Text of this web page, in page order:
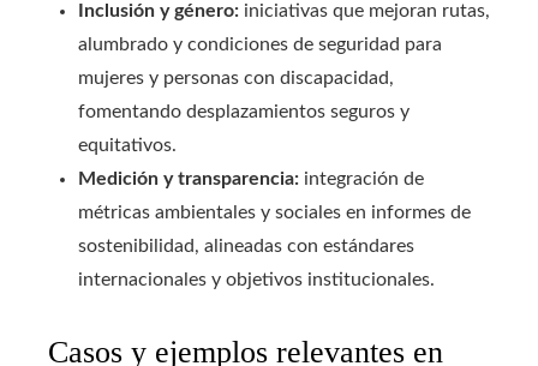
Inclusión y género: iniciativas que mejoran rutas,
alumbrado y condiciones de seguridad para
mujeres y personas con discapacidad,
fomentando desplazamientos seguros y
equitativos.
Medición y transparencia: integración de
métricas ambientales y sociales en informes de
sostenibilidad, alineadas con estándares
internacionales y objetivos institucionales.
Casos y ejemplos relevantes en